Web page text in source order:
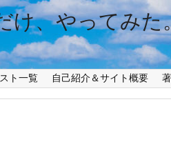
け、やってみた
ト一覧 自己紹介＆サイト概要